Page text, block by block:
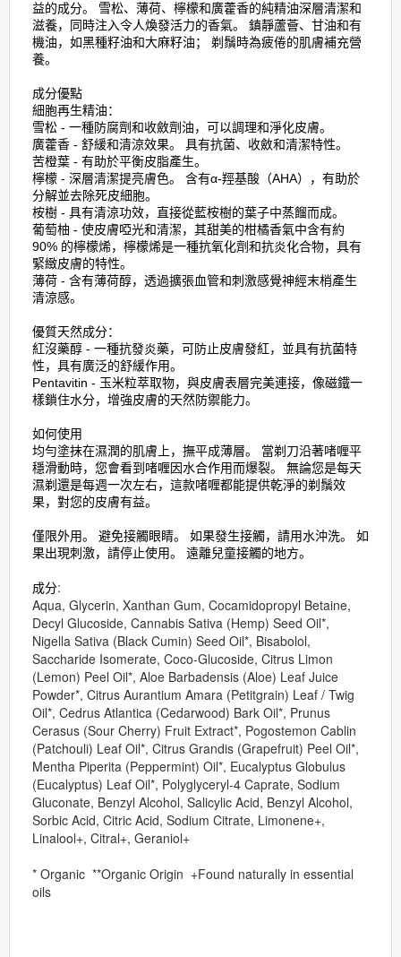
益的成分。 雪松、薄荷、檸檬和廣藿香的純精油深層清潔和
滋養，同時注入令人煥發活力的香氣。 鎮靜蘆薈、甘油和有
機油，如黑種籽油和大麻籽油； 剃鬚時為疲倦的肌膚補充營
養。
成分優點
細胞再生精油：
雪松 - 一種防腐劑和收斂劑油，可以調理和淨化皮膚。
廣藿香 - 舒緩和清涼效果。 具有抗菌、收斂和清潔特性。
苦橙葉 - 有助於平衡皮脂產生。
檸檬 - 深層清潔提亮膚色。 含有α-羥基酸（AHA），有助於
分解並去除死皮細胞。
桉樹 - 具有清涼功效，直接從藍桉樹的葉子中蒸餾而成。
葡萄柚 - 使皮膚啞光和清潔，其甜美的柑橘香氣中含有約
90% 的檸檬烯，檸檬烯是一種抗氧化劑和抗炎化合物，具有
緊緻皮膚的特性。
薄荷 - 含有薄荷醇，透過擴張血管和刺激感覺神經末梢產生
清涼感。
優質天然成分：
紅沒藥醇 - 一種抗發炎藥，可防止皮膚發紅，並具有抗菌特
性，具有廣泛的舒緩作用。
Pentavitin - 玉米粒萃取物，與皮膚表層完美連接，像磁鐵一
樣鎖住水分，增強皮膚的天然防禦能力。
如何使用
均勻塗抹在濕潤的肌膚上，撫平成薄層。 當剃刀沿著啫喱平
穩滑動時，您會看到啫喱因水合作用而爆裂。 無論您是每天
濕剃還是每週一次左右，這款啫喱都能提供乾淨的剃鬚效
果，對您的皮膚有益。
僅限外用。 避免接觸眼睛。 如果發生接觸，請用水沖洗。 如
果出現刺激，請停止使用。 遠離兒童接觸的地方。
成分:
Aqua, Glycerin, Xanthan Gum, Cocamidopropyl Betaine,
Decyl Glucoside, Cannabis Sativa (Hemp) Seed Oil*,
Nigella Sativa (Black Cumin) Seed Oil*, Bisabolol,
Saccharide Isomerate, Coco-Glucoside, Citrus Limon
(Lemon) Peel Oil*, Aloe Barbadensis (Aloe) Leaf Juice
Powder*, Citrus Aurantium Amara (Petitgrain) Leaf / Twig
Oil*, Cedrus Atlantica (Cedarwood) Bark Oil*, Prunus
Cerasus (Sour Cherry) Fruit Extract*, Pogostemon Cablin
(Patchouli) Leaf Oil*, Citrus Grandis (Grapefruit) Peel Oil*,
Mentha Piperita (Peppermint) Oil*, Eucalyptus Globulus
(Eucalyptus) Leaf Oil*, Polyglyceryl-4 Caprate, Sodium
Gluconate, Benzyl Alcohol, Salicylic Acid, Benzyl Alcohol,
Sorbic Acid, Citric Acid, Sodium Citrate, Limonene+,
Linalool+, Citral+, Geraniol+
* Organic **Organic Origin +Found naturally in essential
oils